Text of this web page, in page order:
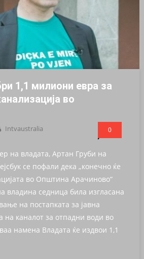
1,1 милиони евра за
во
Intvaustralia 0
на владата, Артан Груби на
се пофали дека „конечно ќе
во Општина Арачиново“
владина седница била изгласана
на постапката за јавна
на каналот за отпадни води во
намена Владата ќе издвои 1,1